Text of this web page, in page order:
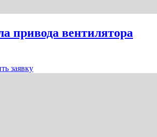
привода вентилятора
заявку